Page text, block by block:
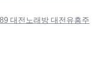
대전노래방 대전유흥주